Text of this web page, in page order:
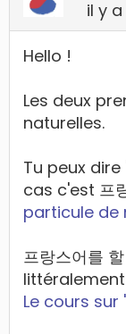
il y
Hello !
Les deux
naturelles.
Tu peux
cas c'est 프
particule de
프랑스어를
Le cours